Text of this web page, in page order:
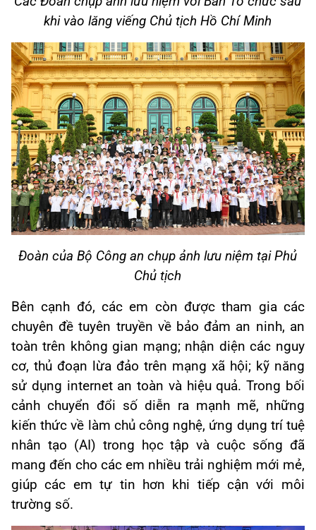
khi vào lăng viếng Chủ tịch Hồ Chí Minh
Đoàn của Bộ Công an chụp ảnh lưu niệm tại Phủ
Chủ tịch
Bên cạnh đó, các em còn được tham gia các
chuyên đề tuyên truyền về bảo đảm an ninh, an
toàn trên không gian mạng; nhận diện các nguy
cơ, thủ đoạn lừa đảo trên mạng xã hội; kỹ năng
sử dụng internet an toàn và hiệu quả. Trong bối
cảnh chuyển đổi số diễn ra mạnh mẽ, những
kiến thức về làm chủ công nghệ, ứng dụng trí tuệ
nhân tạo (AI) trong học tập và cuộc sống đã
mang đến cho các em nhiều trải nghiệm mới mẻ,
giúp các em tự tin hơn khi tiếp cận với môi
trường số.